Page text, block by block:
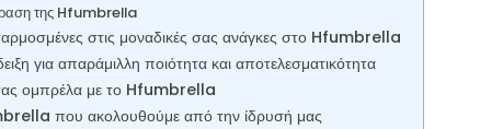
της Hfumbrella
στις μοναδικές σας ανάγκες στο Hfumbrella
απαράμιλλη ποιότητα και αποτελεσματικότητα
ομπρέλα με το Hfumbrella
που ακολουθούμε από την ίδρυσή μας